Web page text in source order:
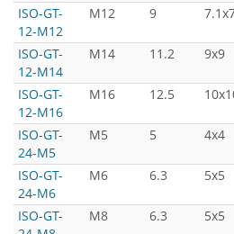
ISO-GT-
12-M12
M12 9
ISO-GT-
12-M14
M14 11.2 9x9
ISO-GT-
12-M16
M16 12.5
ISO-GT-
24-M5
M5 5 4x4
ISO-GT-
24-M6
M6 6.3 5x5
ISO-GT-
M8 6.3 5x5